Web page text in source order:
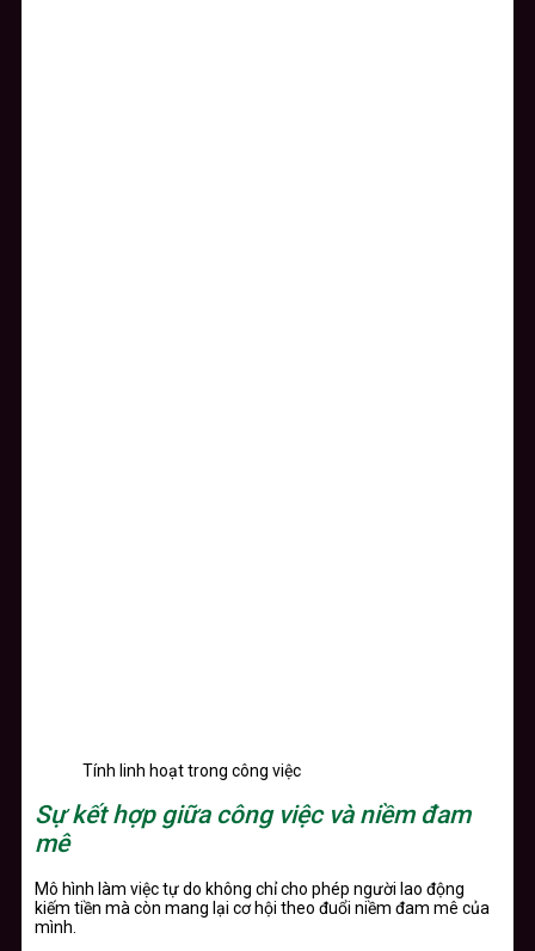
Tính linh hoạt trong công việc
Sự kết hợp giữa công việc và niềm đam
mê
Mô hình làm việc tự do không chỉ cho phép người lao động
kiếm tiền mà còn mang lại cơ hội theo đuổi niềm đam mê của
mình.